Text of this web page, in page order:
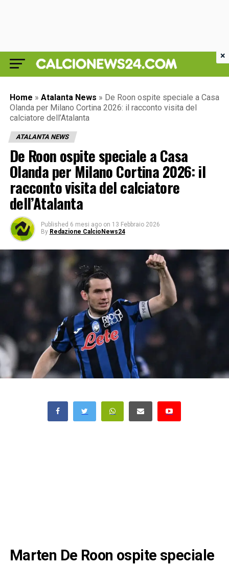
Home » Atalanta News » De Roon ospite speciale a Casa
Olanda per Milano Cortina 2026: il racconto visita del
calciatore dell’Atalanta
ATALANTA NEWS
De Roon ospite speciale a Casa
Olanda per Milano Cortina 2026: il
racconto visita del calciatore
dell’Atalanta
Published 6 mesi ago on 13 Febbraio 2026
By Redazione CalcioNews24
Marten De Roon ospite speciale
×